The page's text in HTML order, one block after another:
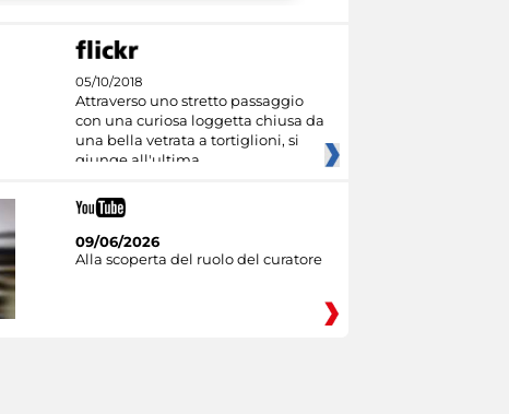
05/10/2018
Attraverso uno stretto passaggio
con una curiosa loggetta chiusa da
una bella vetrata a tortiglioni, si
giunge all'ultima
09/06/2026
Alla scoperta del ruolo del curatore